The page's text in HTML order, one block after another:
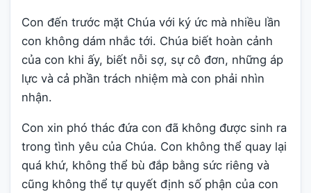
Con đến trước mặt Chúa với ký ức mà nhiều lần
con không dám nhắc tới. Chúa biết hoàn cảnh
của con khi ấy, biết nỗi sợ, sự cô đơn, những áp
lực và cả phần trách nhiệm mà con phải nhìn
nhận.
Con xin phó thác đứa con đã không được sinh ra
trong tình yêu của Chúa. Con không thể quay lại
quá khứ, không thể bù đắp bằng sức riêng và
cũng không thể tự quyết định số phận của con